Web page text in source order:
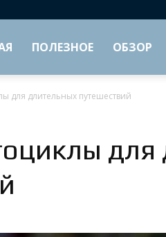
ПОЛЕЗНОЕ ОБЗОР
для длительных путешествий
для